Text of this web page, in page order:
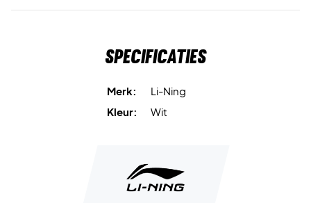
Specificaties
Merk:
Li-Ning
Kleur:
Wit